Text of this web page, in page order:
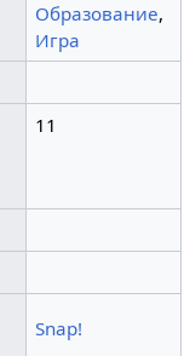
Образование,
Игра
11
Snap!